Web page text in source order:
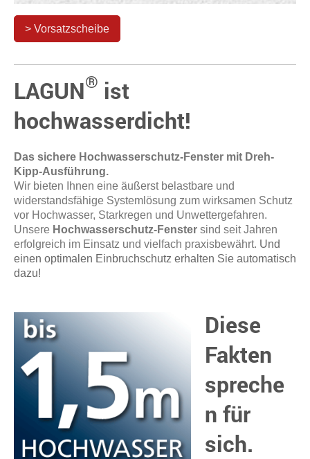
> Vorsatzscheibe
LAGUN® ist
hochwasserdicht!
Das sichere Hochwasserschutz-Fenster mit Dreh-
Kipp-Ausführung.
Wir bieten Ihnen eine äußerst belastbare und
widerstandsfähige Systemlösung zum wirksamen Schutz
vor Hochwasser, Starkregen und Unwettergefahren.
Unsere Hochwasserschutz-Fenster sind seit Jahren
erfolgreich im Einsatz und vielfach praxisbewährt. Und
einen optimalen Einbruchschutz erhalten Sie automatisch
dazu!
Diese
Fakten
spreche
n für
sich.